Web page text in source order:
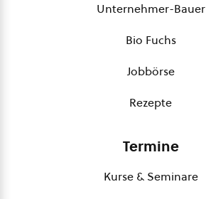
Unternehmer-Bauer
Bio Fuchs
Jobbörse
Rezepte
Termine
Kurse & Seminare